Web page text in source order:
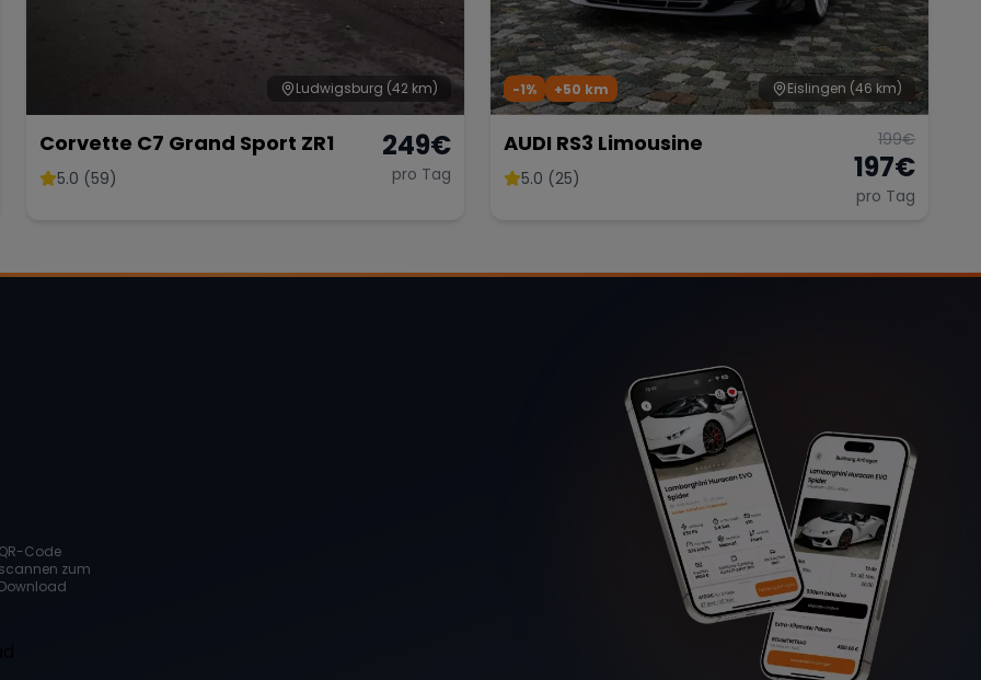
Ludwigsburg (42 km)
Corvette C7 Grand Sport ZR1
5.0 (59)
249€
pro Tag
Eislingen (46 km)
-1% +50 km
AUDI RS3 Limousine
5.0 (25)
199€
197€
pro Tag
Code
zum